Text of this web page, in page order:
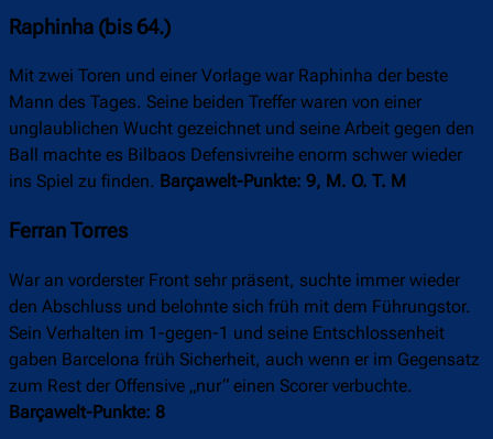
Raphinha (bis 64.)
Mit zwei Toren und einer Vorlage war Raphinha der beste
Mann des Tages. Seine beiden Treffer waren von einer
unglaublichen Wucht gezeichnet und seine Arbeit gegen den
Ball machte es Bilbaos Defensivreihe enorm schwer wieder
ins Spiel zu finden. Barçawelt-Punkte: 9, M. O. T. M
Ferran Torres
War an vorderster Front sehr präsent, suchte immer wieder
den Abschluss und belohnte sich früh mit dem Führungstor.
Sein Verhalten im 1-gegen-1 und seine Entschlossenheit
gaben Barcelona früh Sicherheit, auch wenn er im Gegensatz
zum Rest der Offensive „nur“ einen Scorer verbuchte.
Barçawelt-Punkte: 8